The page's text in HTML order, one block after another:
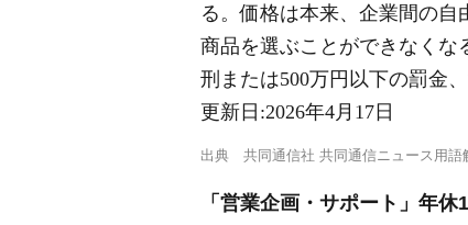
る。価格は本来、企業間の
商品を選ぶことができなくな
刑または500万円以下の罰金
更新日:2026年4月17日
出典 共同通信社 共同通信ニュース用語
「営業企画・サポート」年